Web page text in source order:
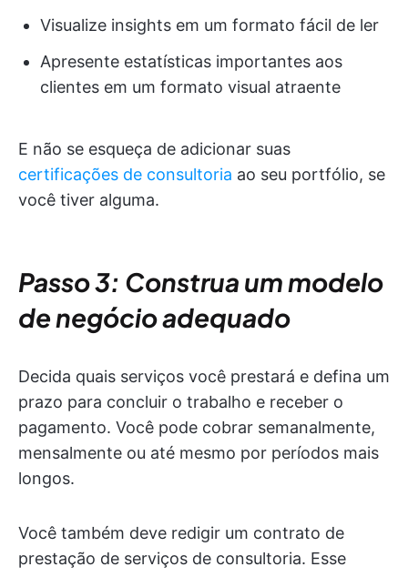
Visualize insights em um formato fácil de ler
Apresente estatísticas importantes aos
clientes em um formato visual atraente
E não se esqueça de adicionar suas
certificações de consultoria ao seu portfólio, se
você tiver alguma.
Passo 3: Construa um modelo
de negócio adequado
Decida quais serviços você prestará e defina um
prazo para concluir o trabalho e receber o
pagamento. Você pode cobrar semanalmente,
mensalmente ou até mesmo por períodos mais
longos.
Você também deve redigir um contrato de
prestação de serviços de consultoria. Esse